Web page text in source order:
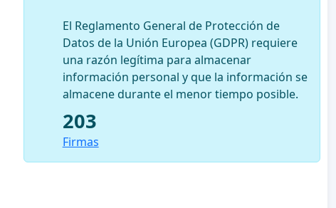
El Reglamento General de Protección de
Datos de la Unión Europea (GDPR) requiere
una razón legítima para almacenar
información personal y que la información se
almacene durante el menor tiempo posible.
203
Firmas